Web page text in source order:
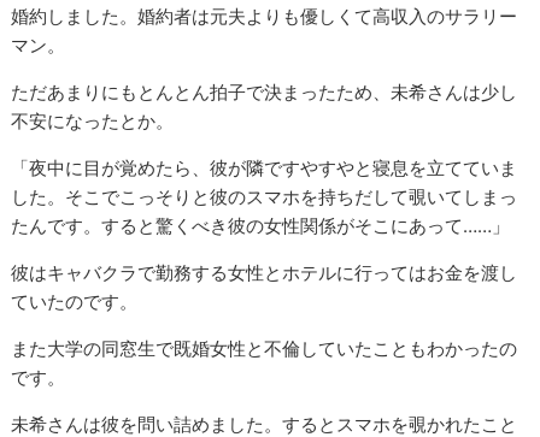
婚約しました。婚約者は元夫よりも優しくて高収入のサラリー
マン。
ただあまりにもとんとん拍子で決まったため、未希さんは少し
不安になったとか。
「夜中に目が覚めたら、彼が隣ですやすやと寝息を立てていま
した。そこでこっそりと彼のスマホを持ちだして覗いてしまっ
たんです。すると驚くべき彼の女性関係がそこにあって……」
彼はキャバクラで勤務する女性とホテルに行ってはお金を渡し
ていたのです。
また大学の同窓生で既婚女性と不倫していたこともわかったの
です。
未希さんは彼を問い詰めました。するとスマホを覗かれたこと